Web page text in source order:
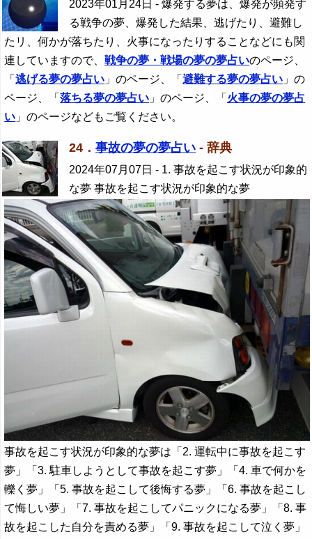
2023年01月24日 - 爆発する夢は、爆発が頻発す
る戦争の夢、爆発した結果、逃げたり、避難し
たリ、何かが落ちたり、火事になったりすることなどにも関
連していますので、戦争の夢・戦場の夢の夢占いのページ、
「逃げる夢の夢占い 」のページ、「避難する夢の夢占い 」の
ページ、「落ちる夢の夢占い 」のページ、「 火事の夢の夢占
い 」のページなどもご覧ください。
24． 事故の夢の夢占い - 辞典
2024年07月07日 - 1. 事故を起こす状況が印象的
な夢 事故を起こす状況が印象的な夢
事故を起こす状況が印象的な夢は「2. 運転中に事故を起こす
夢」「3. 駐車しようとして事故を起こす夢」「4. 車で何かを
轢く夢」「5. 事故を起こして後悔する夢」「6. 事故を起こし
て悔しい夢」「7. 事故を起こしてパニックになる夢」「8. 事
故を起こした自分を責める夢」「9. 事故を起こして泣く夢」